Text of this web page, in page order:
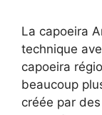
La capoeira
technique
capoeira
beaucoup
créée par